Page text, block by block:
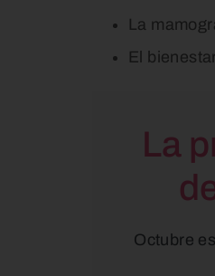
La
El
La
Octubre